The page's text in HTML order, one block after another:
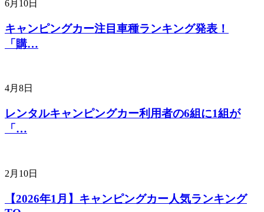
6月10日
キャンピングカー注目車種ランキング発表！
「購…
4月8日
レンタルキャンピングカー利用者の6組に1組が
「…
2月10日
【2026年1月】キャンピングカー人気ランキング